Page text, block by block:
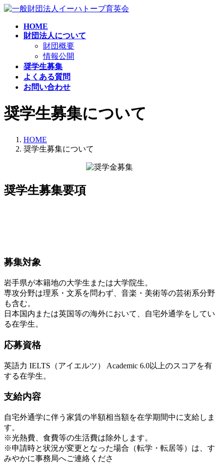
コ
ナ
HOME
財団法人について
財団概要
情報公開
奨学生募集
よくある質問
お問い合わせ
奨学生募集について
HOME
奨学生募集について
奨学生募集要項
募集対象
岩手県が本籍地の大学生または大学院生。
専攻分野は理系・文系を問わず、音楽・美術等の芸術系分野
も含む。
日本国内または英国等の海外において、自宅外通学をしてい
る在学生。
応募資格
英語力 IELTS（アイエルツ） Academic 6.0以上のスコアを有
する在学生。
支給内容
自宅外通学に伴う家賃の半額相当額を在学期間中に支給しま
す。
※光熱費、食費等の生活費は除外します。
※申請時と状況が変更となった場合（転学・転居等）は、す
みやかに事務局へご連絡くださ